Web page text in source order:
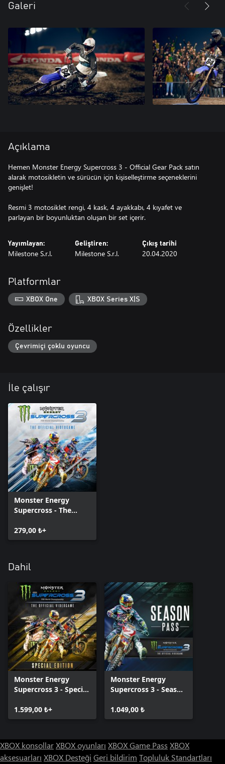
Galeri
Açıklama
Hemen Monster Energy Supercross 3 - Official Gear Pack satın
alarak motosikletin ve sürücün için kişiselleştirme seçeneklerini
genişlet!
Resmi 3 motosiklet rengi, 4 kask, 4 ayakkabı, 4 kıyafet ve
parlayan bir boyunluktan oluşan bir set içerir.
Yayımlayan:
Milestone S.r.l.
Geliştiren:
Milestone S.r.l.
Çıkış tarihi
20.04.2020
Platformlar
XBOX One XBOX Series X|S
Özellikler
Çevrimiçi çoklu oyuncu
İle çalışır
Monster Energy
Supercross - The
279,00 ₺+
Dahil
Monster Energy
Supercross 3 - Special
1.599,00 ₺+
Monster Energy
Supercross 3 - Season
1.049,00 ₺
XBOX konsollarXBOX oyunları XBOX Game Pass XBOX
aksesuarları XBOX Desteği Geri bildirim Topluluk Standartları